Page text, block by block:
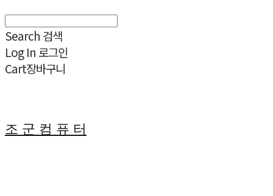
Search 검색
Log In 로그인
Cart장바구니
조 군 컴 퓨 터